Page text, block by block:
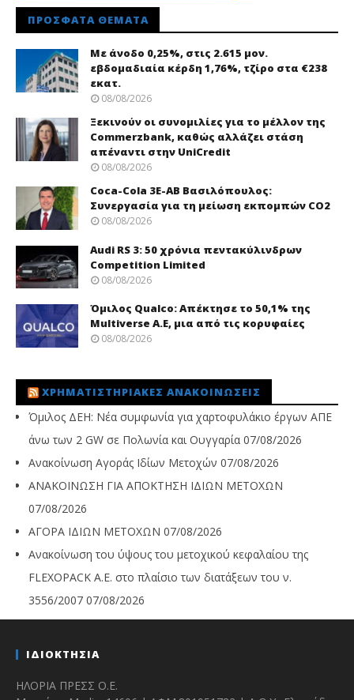
ΠΡΌΣΦΑΤΑ ΘΈΜΑΤΑ
Με άνοδο 0,25%, στις 2.615 μον.
εβδομαδιαία κέρδη 1,76%, τζίρο στα €238
εκατ.
08/08/2026
Ξεκινούν οι συνομιλίες για το μέλλον της
Commerzbank, καθώς αλλάζει στάση
απέναντι στην UniCredit
08/08/2026
Coca-Cola 3Ε-ΑΒ Βασιλόπουλος:
Συνεργασία για τη μείωση εκπομπών CO2
08/08/2026
Audi RS 3: 50 χρόνια πεντακύλινδρων
Competition Limited
08/08/2026
Όμιλος Qualco: Απέκτησε το 50,1% της
Multiverse A.E, μια από τις κορυφαίες
08/08/2026
ΧΡΗΜΑΤΙΣΤΗΡΙΑΚΈΣ ΑΝΑΚΟΙΝΏΣΕΙΣ
Όμιλος ΔΕΗ: Νέα συμφωνία για χαρτοφυλάκιο έργων ΑΠΕ
άνω των 2 GW σε Πολωνία και Ουγγαρία 07/08/2026
Ανακοίνωση Αγοράς Ιδίων Μετοχών 07/08/2026
ΑΝΑΚΟΙΝΩΣΗ ΓΙΑ ΑΠΟΚΤΗΣΗ ΙΔΙΩΝ ΜΕΤΟΧΩΝ
07/08/2026
ΑΓΟΡΑ ΙΔΙΩΝ ΜΕΤΟΧΩΝ 07/08/2026
Ανακοίνωση του ύψους του μετοχικού κεφαλαίου της
FLEXOPACK A.E. στο πλαίσιο των διατάξεων του ν.
3556/2007 07/08/2026
ΙΔΙΟΚΤΗΣΙΑ
ΗΛΟΡΙΑ ΠΡΕΣΣ Ο.Ε.